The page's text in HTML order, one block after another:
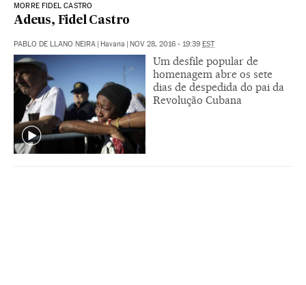
MORRE FIDEL CASTRO
Adeus, Fidel Castro
PABLO DE LLANO NEIRA | Havana | NOV 28, 2016 - 19:39 EST
Um desfile popular de
homenagem abre os sete
dias de despedida do pai da
Revolução Cubana